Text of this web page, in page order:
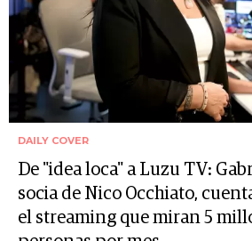
DAILY COVER
De "idea loca" a Luzu TV:
socia de Nico Occhiato,
el streaming que miran 5